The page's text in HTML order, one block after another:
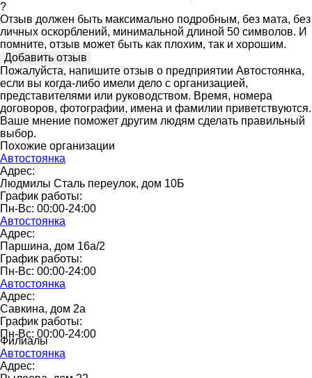
?
Отзыв должен быть максимально подробным, без мата, без
личных оскорблений, минимальной длиной 50 символов. И
помните, отзыв может быть как плохим, так и хорошим.
Пожалуйста, напишите отзыв о предприятии Автостоянка,
если вы когда-либо имели дело с организацией,
представителями или руководством. Время, номера
договоров, фотографии, имена и фамилии приветствуются.
Ваше мнение поможет другим людям сделать правильный
выбор.
Похожие организации
Автостоянка
Адрес:
Людмилы Сталь переулок, дом 10Б
График работы:
Пн-Вс: 00:00-24:00
Автостоянка
Адрес:
Паршина, дом 16а/2
График работы:
Пн-Вс: 00:00-24:00
Автостоянка
Адрес:
Савкина, дом 2а
График работы:
Пн-Вс: 00:00-24:00
Филиалы
Автостоянка
Адрес: